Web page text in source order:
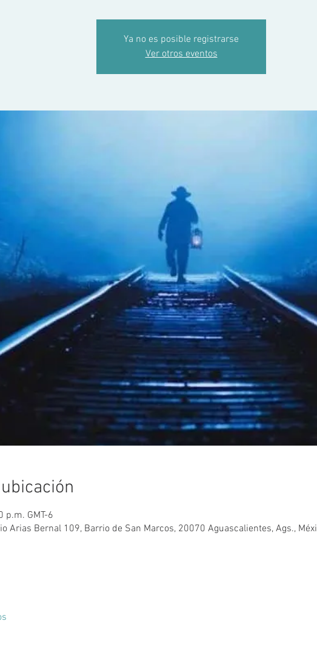
Ya no es posible registrarse
Ver otros eventos
p.m. GMT-6
Arias Bernal 109, Barrio de San Marcos, 20070 Aguascalientes, Ags.,